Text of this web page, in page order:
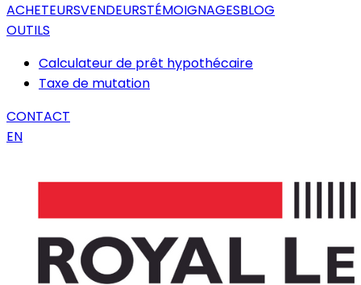
ACHETEURSVENDEURSTÉMOIGNAGESBLOG
OUTILS
Calculateur de prêt hypothécaire
Taxe de mutation
CONTACT
EN